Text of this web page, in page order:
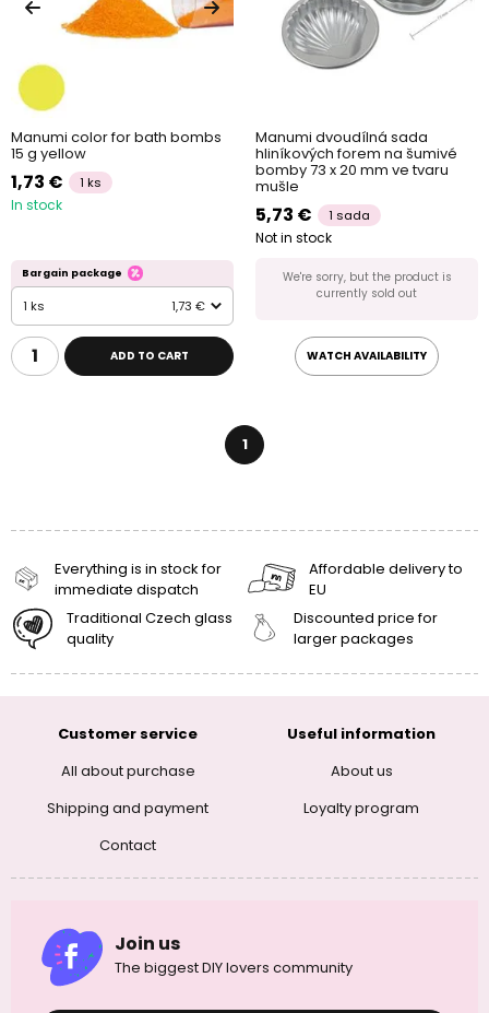
Manumi color for bath bombs
15 g yellow
1,73 € 1 ks
In stock
Bargain package
1 ks 1,73 €
ADD TO CART
Manumi dvoudílná sada
hliníkových forem na šumivé
bomby 73 x 20 mm ve tvaru
mušle
5,73 € 1 sada
Not in stock
We're sorry, but the product is
currently sold out
WATCH AVAILABILITY
1
Everything is in stock for
immediate dispatch
Affordable delivery to
EU
Traditional Czech glass
quality
Discounted price for
larger packages
Customer service
All about purchase
Shipping and payment
Contact
Useful information
About us
Loyalty program
Join us
The biggest DIY lovers community